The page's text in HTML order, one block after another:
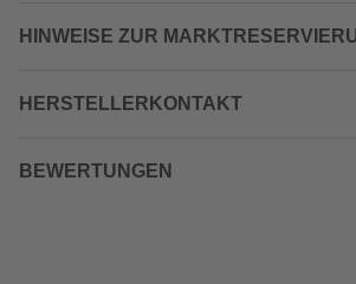
HINWEISE ZUR
HERSTELLERKONTAKT
BEWERTUNGEN